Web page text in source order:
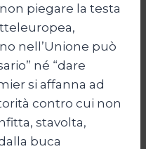
piegare la testa
nell’Unione può
né “dare
si affanna ad
contro cui non
stavolta,
buca